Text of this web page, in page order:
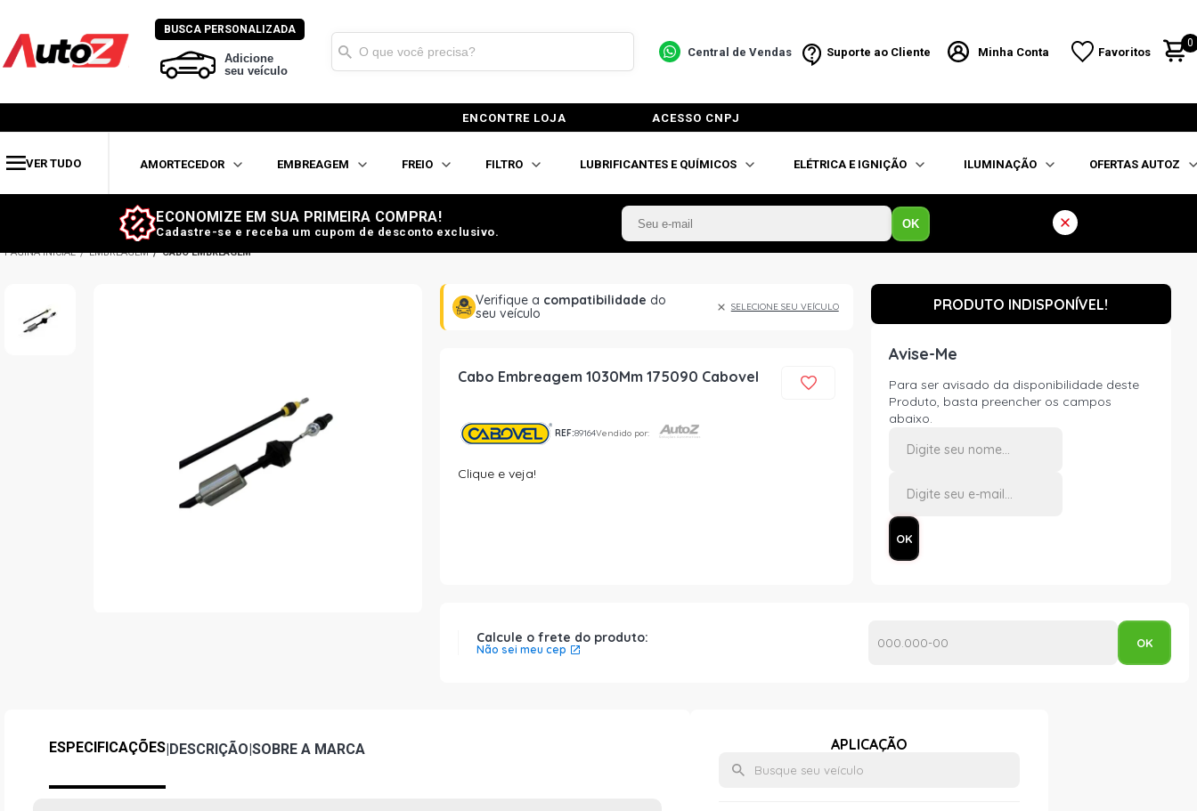
BUSCA PERSONALIZADA
Adicione
seu veículo
Central de Vendas Suporte ao Cliente Minha Conta Favoritos
0
ENCONTRE LOJA ACESSO CNPJ
VER TUDO AMORTECEDOR EMBREAGEM FREIO FILTRO LUBRIFICANTES E QUÍMICOS ELÉTRICA E IGNIÇÃO ILUMINAÇÃO OFERTAS AUTOZ
ECONOMIZE EM SUA PRIMEIRA COMPRA!
Cadastre-se e receba um cupom de desconto exclusivo.
OK
EMBREAGEM CABO EMBREAGEM
Verifique a compatibilidade do
seu veículo
SELECIONE SEU VEÍCULO
Cabo Embreagem 1030Mm 175090 Cabovel
REF:89164Vendido por:
Clique e veja!
PRODUTO INDISPONÍVEL!
Avise-Me
Para ser avisado da disponibilidade deste
Produto, basta preencher os campos
abaixo.
Calcule o frete do produto:
Não sei meu cep
ESPECIFICAÇÕES|DESCRIÇÃO|SOBRE A MARCA APLICAÇÃO